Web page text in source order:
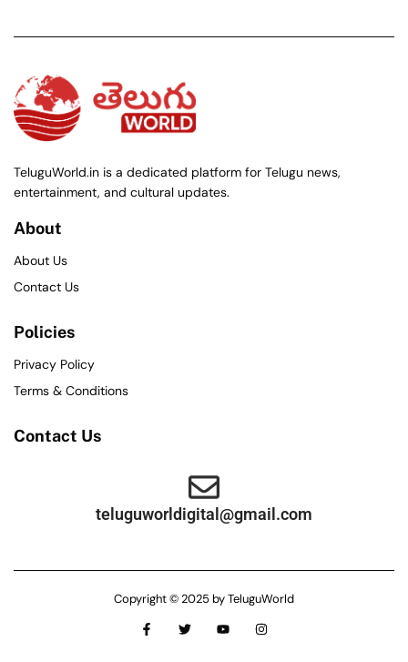
TeluguWorld.in is a dedicated platform for Telugu news,
entertainment, and cultural updates.
About
About Us
Contact Us
Policies
Privacy Policy
Terms & Conditions
Contact Us
teluguworldigital@gmail.com
Copyright © 2025 by TeluguWorld